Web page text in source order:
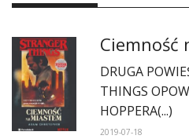
WYWIADY
RECENZJE
DO CZYTANIA
Ciemność
DRUGA
THINGS
HOPPERA(...)
2019-07-18